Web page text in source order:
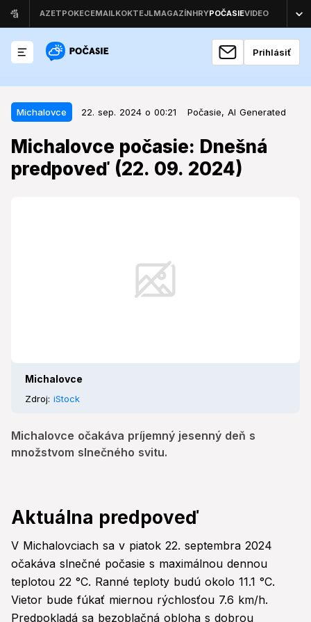
Prihlásiť
Michalovce 22. sep. 2024 o 00:21 Počasie, AI Generated
Michalovce počasie: Dnešná
predpoveď (22. 09. 2024)
Michalovce
Zdroj: iStock
Michalovce očakáva príjemný jesenný deň s
množstvom slnečného svitu.
Michalovce 22. sep. 2024 o 00:21
Michalovce počasie: Dnešná
predpoveď (22. 09. 2024)
Aktuálna predpoveď
V Michalovciach sa v piatok 22. septembra 2024
očakáva slnečné počasie s maximálnou dennou
teplotou 22 °C. Ranné teploty budú okolo 11.1 °C.
Vietor bude fúkať miernou rýchlosťou 7.6 km/h.
Predpokladá sa bezoblačná obloha s dobrou